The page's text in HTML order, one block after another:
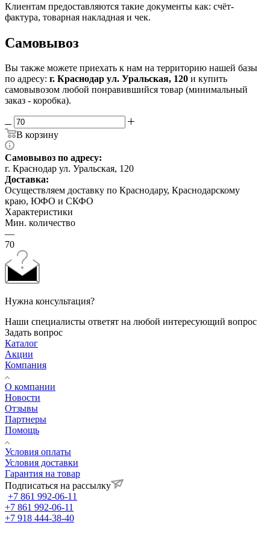
Клиентам предоставляются такие документы как: счёт-
фактура, товарная накладная и чек.
Самовывоз
Вы также можете приехать к нам на территорию нашей базы
по адресу: г. Краснодар ул. Уральская, 120 и купить
самовывозом любой понравившийся товар (минимальный
заказ - коробка).
В корзину
Самовывоз по адресу:
г. Краснодар ул. Уральская, 120
Доставка:
Осуществляем доставку по Краснодару, Краснодарскому
краю, ЮФО и СКФО
Характеристики
Мин. количество
—
70
Нужна консультация?
Наши специалисты ответят на любой интересующий вопрос
Задать вопрос
Каталог
Акции
Компания
О компании
Новости
Отзывы
Партнеры
Помощь
Условия оплаты
Условия доставки
Гарантия на товар
Подписаться на рассылку
+7 861 992-06-11
+7 861 992-06-11
+7 918 444-38-40